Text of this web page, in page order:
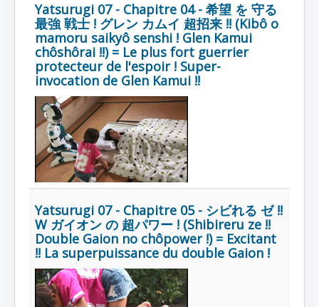
Yatsurugi 07 - Chapitre 04 - 希望 を 守る
最強 戦士 ! グレン カムイ 超招来 !! (Kibô o
mamoru saikyô senshi ! Glen Kamui
chôshôrai !!) = Le plus fort guerrier
protecteur de l'espoir ! Super-
invocation de Glen Kamui !!
Yatsurugi 07 - Chapitre 05 - シビれる ゼ !!
W ガイオン の 超パワー ! (Shibireru ze !!
Double Gaion no chôpower !) = Excitant
!! La superpuissance du double Gaion !